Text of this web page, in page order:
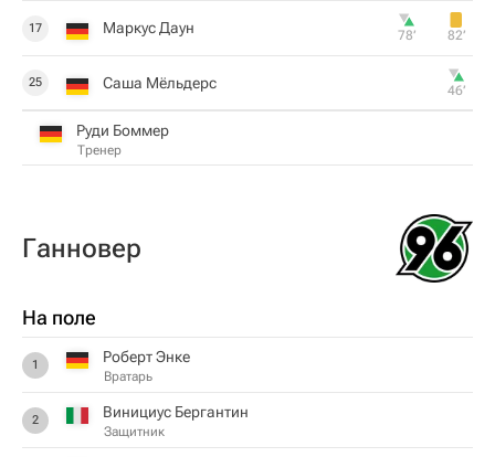
17 Маркус Даун 78‎’‎ 82‎’‎
25 Саша Мёльдерс 46‎’‎
Руди Боммер
Тренер
Ганновер
На поле
1 Роберт Энке
Вратарь
2 Винициус Бергантин
Защитник